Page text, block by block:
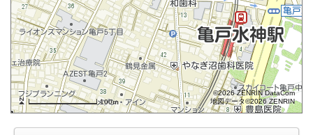
100m
©2026 ZENRIN DataCom
地図データ©2026 ZENRIN